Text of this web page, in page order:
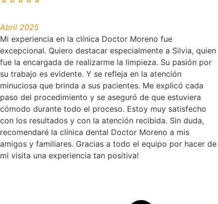
Abril 2025
Mi experiencia en la clínica Doctor Moreno fue
excepcional. Quiero destacar especialmente a Silvia, quien
fue la encargada de realizarme la limpieza. Su pasión por
su trabajo es evidente. Y se refleja en la atención
minuciosa que brinda a sus pacientes. Me explicó cada
paso del procedimiento y se aseguró de que estuviera
cómodo durante todo el proceso. Estoy muy satisfecho
con los resultados y con la atención recibida. Sin duda,
recomendaré la clínica dental Doctor Moreno a mis
amigos y familiares. Gracias a todo el equipo por hacer de
mi visita una experiencia tan positiva!